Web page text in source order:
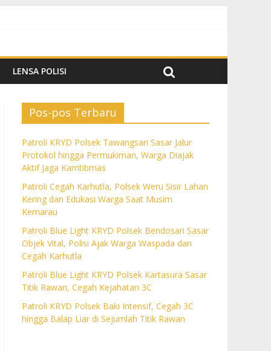
Cegah Karhutla
LENSA POLISI
Pos-pos Terbaru
Patroli KRYD Polsek Tawangsari Sasar Jalur
Protokol hingga Permukiman, Warga Diajak
Aktif Jaga Kamtibmas
Patroli Cegah Karhutla, Polsek Weru Sisir Lahan
Kering dan Edukasi Warga Saat Musim
Kemarau
Patroli Blue Light KRYD Polsek Bendosari Sasar
Objek Vital, Polisi Ajak Warga Waspada dan
Cegah Karhutla
Patroli Blue Light KRYD Polsek Kartasura Sasar
Titik Rawan, Cegah Kejahatan 3C
Patroli KRYD Polsek Baki Intensif, Cegah 3C
hingga Balap Liar di Sejumlah Titik Rawan